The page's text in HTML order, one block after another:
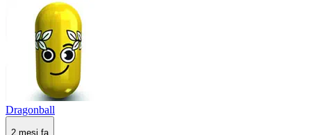
Dragonball
2 mesi fa